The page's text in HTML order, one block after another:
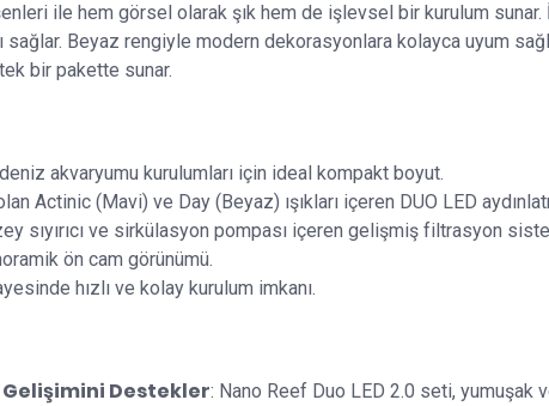
ile hem görsel olarak şık hem de işlevsel bir kurulum sunar.
sağlar. Beyaz rengiyle modern dekorasyonlara kolayca uyum
bir pakette sunar.
akvaryumu kurulumları için ideal kompakt boyut.
Actinic (Mavi) ve Day (Beyaz) ışıkları içeren DUO LED
sıyırıcı ve sirkülasyon pompası içeren gelişmiş filtrasyon
ön cam görünümü.
hızlı ve kolay kurulum imkanı.
Gelişimini Destekler: Nano Reef Duo LED 2.0 seti, yumuşak